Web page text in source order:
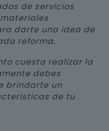
de servicios
darte una idea de
reforma.
cuesta realizar la
debes
brindarte un
de tu